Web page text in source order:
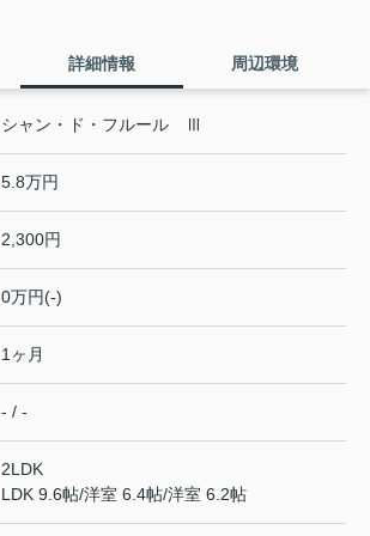
詳細情報 周辺環境
シャン・ド・フルール Ⅲ
5.8万円
2,300円
0万円(-)
1ヶ月
- / -
2LDK
LDK 9.6帖/洋室 6.4帖/洋室 6.2帖